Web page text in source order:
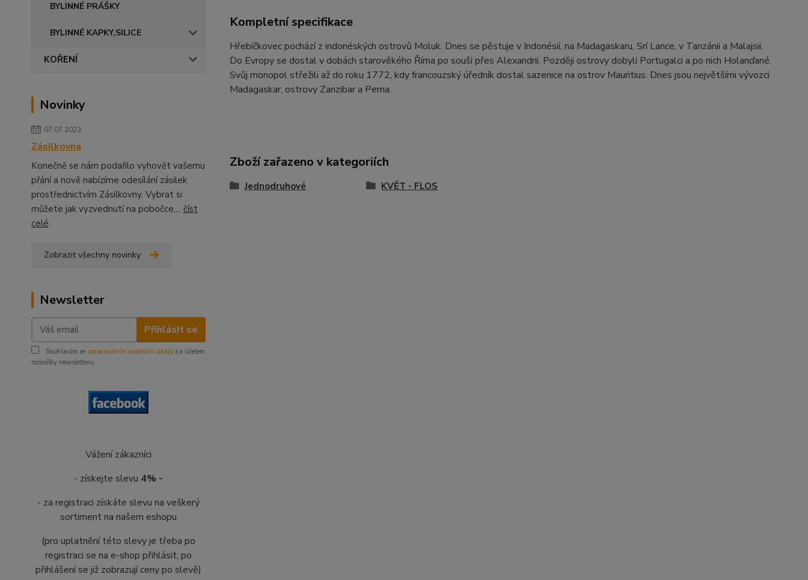
BYLINNÉ PRÁŠKY
BYLINNÉ KAPKY,SILICE
KOŘENÍ
Novinky
07.07.2023
Zásilkovna
Konečně se nám podařilo vyhovět vašemu
přání a nově nabízíme odesílání zásilek
prostřednictvím Zásilkovny. Vybrat si
můžete jak vyzvednutí na pobočce,... číst
celé
Zobrazit všechny novinky
Newsletter
Přihlásit se
Souhlasím se zpracováním osobních údajů za účelem
rozesílky newsletteru.
Vážení zákazníci
- získejte slevu 4% -
- za registraci získáte slevu na veškerý
sortiment na našem eshopu
(pro uplatnění této slevy je třeba po
registraci se na e-shop přihlásit, po
přihlášení se již zobrazují ceny po slevě)
Kompletní specifikace
Hřebíčkovec pochází z indonéských ostrovů Moluk. Dnes se pěstuje v Indonésii, na Madagaskaru, Srí Lance, v Tanzánii a Malajsii.
Do Evropy se dostal v dobách starověkého Říma po souši přes Alexandrii. Později ostrovy dobyli Portugalci a po nich Holanďané.
Svůj monopol střežili až do roku 1772, kdy francouzský úředník dostal sazenice na ostrov Mauritius. Dnes jsou největšími vývozci
Madagaskar, ostrovy Zanzibar a Pema.
Zboží zařazeno v kategoriích
Jednodruhové KVĚT - FLOS